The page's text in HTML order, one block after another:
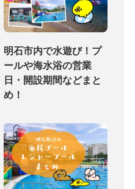
明石市内で水遊び！プ
ールや海水浴の営業
日・開設期間などまと
め！